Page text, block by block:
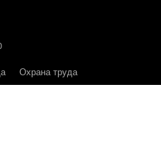
Охрана труда